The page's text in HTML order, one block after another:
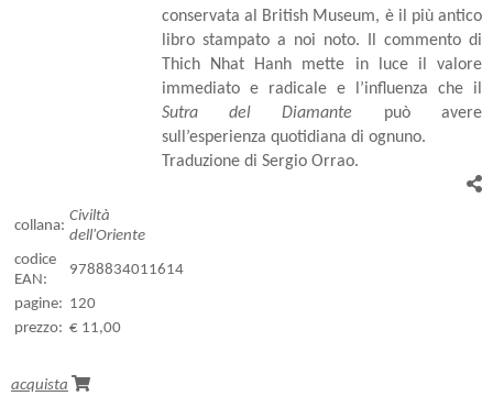
conservata al British Museum, è il più antico
libro stampato a noi noto. Il commento di
Thich Nhat Hanh mette in luce il valore
immediato e radicale e l’influenza che il
Sutra del Diamante può avere
sull’esperienza quotidiana di ognuno.
Traduzione di Sergio Orrao.
collana:
Civiltà
dell'Oriente
codice
EAN:
9788834011614
pagine: 120
prezzo: € 11,00
acquista